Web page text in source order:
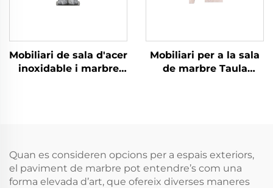
Mobiliari de sala d'acer
inoxidable i marbre
Mobiliari per a la sala
de marbre Taula
Quan es consideren opcions per a espais exteriors,
el paviment de marbre pot entendre’s com una
forma elevada d’art, que ofereix diverses maneres